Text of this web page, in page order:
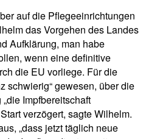
auf die Pflegeeinrichtungen
das Vorgehen des Landes
Aufklärung, man habe
wenn eine definitive
die EU vorliege. Für die
schwierig“ gewesen, über die
Impfbereitschaft
verzögert, sagte Wilhelm.
„dass jetzt täglich neue